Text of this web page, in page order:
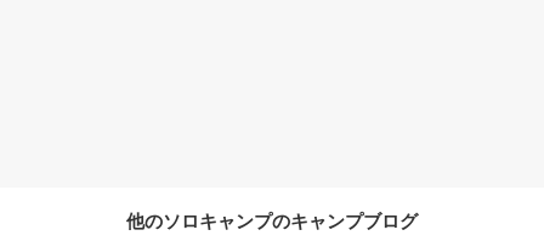
他のソロキャンプのキャンプブログ